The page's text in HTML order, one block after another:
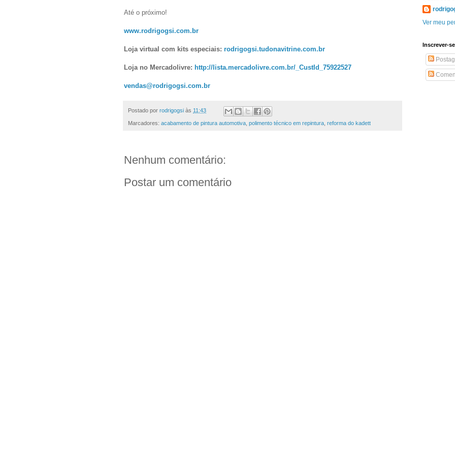
Até o próximo!
www.rodrigogsi.com.br
Loja virtual com kits especiais: rodrigogsi.tudonavitrine.com.br
Loja no Mercadolivre: http://lista.mercadolivre.com.br/_CustId_75922527
vendas@rodrigogsi.com.br
Postado por rodrigogsi às 11:43
Marcadores: acabamento de pintura automotiva polimento técnico em repintura reforma do kadett
Nenhum comentário:
Postar um comentário
Ver meu
Inscrever-se